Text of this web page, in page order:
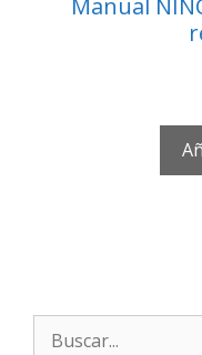
Manual
Buscar: